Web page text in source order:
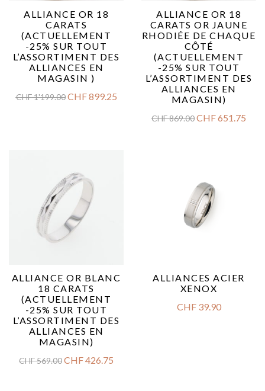
ALLIANCE OR 18
CARATS
(ACTUELLEMENT
-25% SUR TOUT
L’ASSORTIMENT DES
ALLIANCES EN
MAGASIN )
CHF1'199.00 CHF899.25
ALLIANCE OR 18
CARATS OR JAUNE
RHODIÉE DE CHAQUE
CÔTÉ
(ACTUELLEMENT
-25% SUR TOUT
L’ASSORTIMENT DES
ALLIANCES EN
MAGASIN)
CHF869.00CHF651.75
ALLIANCE OR BLANC
18 CARATS
(ACTUELLEMENT
-25% SUR TOUT
L’ASSORTIMENT DES
ALLIANCES EN
MAGASIN)
CHF569.00CHF426.75
ALLIANCES ACIER
XENOX
CHF39.90